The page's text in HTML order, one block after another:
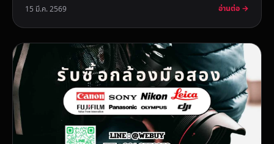
15 มี.ค. 2569 อ่านต่อ →